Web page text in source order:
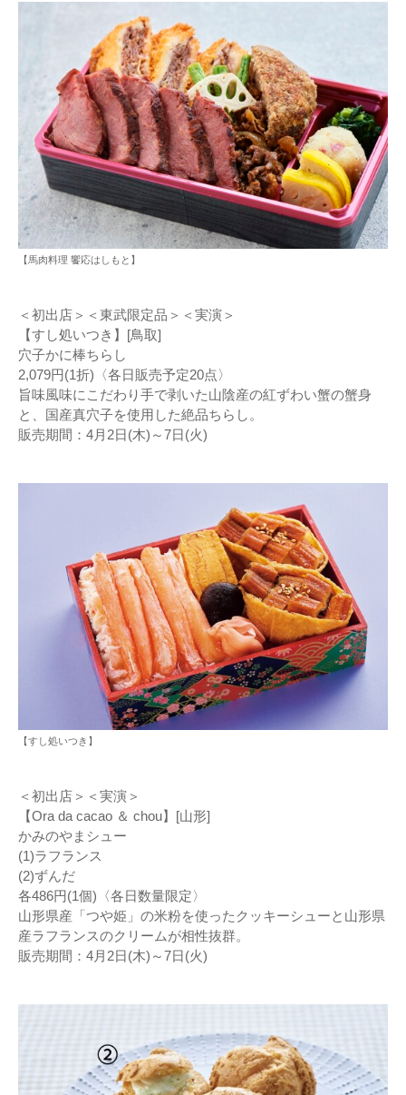
【馬肉料理 饗応はしもと】
＜初出店＞＜東武限定品＞＜実演＞
【すし処いつき】[鳥取]
穴子かに棒ちらし
2,079円(1折)〈各日販売予定20点〉
旨味風味にこだわり手で剥いた山陰産の紅ずわい蟹の蟹身
と、国産真穴子を使用した絶品ちらし。
販売期間：4月2日(木)～7日(火)
【すし処いつき】
＜初出店＞＜実演＞
【Ora da cacao ＆ chou】[山形]
かみのやまシュー
(1)ラフランス
(2)ずんだ
各486円(1個)〈各日数量限定〉
山形県産「つや姫」の米粉を使ったクッキーシューと山形県
産ラフランスのクリームが相性抜群。
販売期間：4月2日(木)～7日(火)